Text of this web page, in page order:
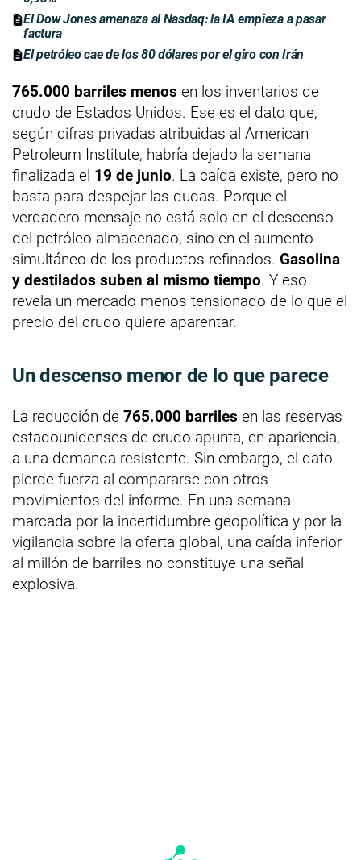
El Dow Jones amenaza al Nasdaq: la IA empieza a pasar
factura
El petróleo cae de los 80 dólares por el giro con Irán
765.000 barriles menos en los inventarios de
crudo de Estados Unidos. Ese es el dato que,
según cifras privadas atribuidas al American
Petroleum Institute, habría dejado la semana
finalizada el 19 de junio. La caída existe, pero no
basta para despejar las dudas. Porque el
verdadero mensaje no está solo en el descenso
del petróleo almacenado, sino en el aumento
simultáneo de los productos refinados. Gasolina
y destilados suben al mismo tiempo. Y eso
revela un mercado menos tensionado de lo que el
precio del crudo quiere aparentar.
Un descenso menor de lo que parece
La reducción de 765.000 barriles en las reservas
estadounidenses de crudo apunta, en apariencia,
a una demanda resistente. Sin embargo, el dato
pierde fuerza al compararse con otros
movimientos del informe. En una semana
marcada por la incertidumbre geopolítica y por la
vigilancia sobre la oferta global, una caída inferior
al millón de barriles no constituye una señal
explosiva.